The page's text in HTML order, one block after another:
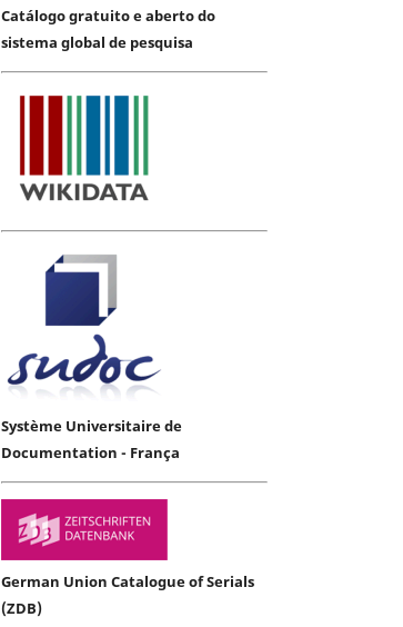
Catálogo gratuito e aberto do
sistema global de pesquisa
Système Universitaire de
Documentation - França
German Union Catalogue of Serials
(ZDB)